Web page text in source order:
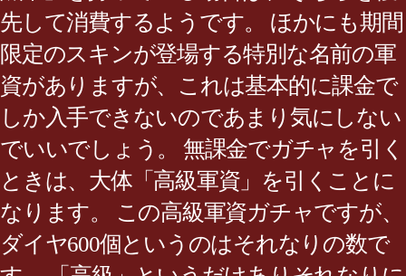
先して消費するようです。 ほかにも期間
限定のスキンが登場する特別な名前の軍
資がありますが、これは基本的に課金で
しか入手できないのであまり気にしない
でいいでしょう。 無課金でガチャを引く
ときは、大体「高級軍資」を引くことに
なります。 この高級軍資ガチャですが、
ダイヤ600個というのはそれなりの数で